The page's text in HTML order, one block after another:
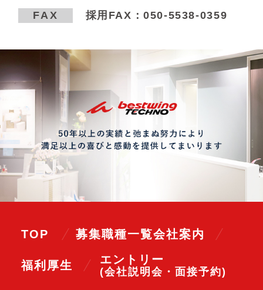
FAX 採用FAX：050-5538-0359
TOP 募集職種一覧会社案内
福利厚生 エントリー
(会社説明会・面接予約)